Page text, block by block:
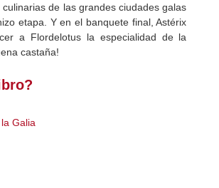
de las grandes ciudades galas
etapa. Y en el banquete final, Astérix
a Flordelotus la especialidad de la
castaña!
Galia